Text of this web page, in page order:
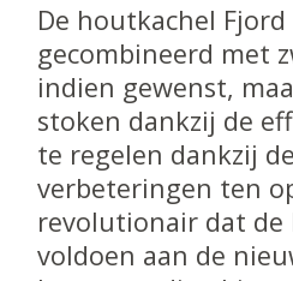
De houtkachel
gecombineerd met
indien gewenst,
stoken dankzij de
te regelen dankzij
verbeteringen ten
revolutionair dat de
voldoen aan de